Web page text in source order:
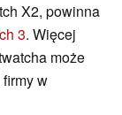
X2, powinna
3. Więcej
może
w